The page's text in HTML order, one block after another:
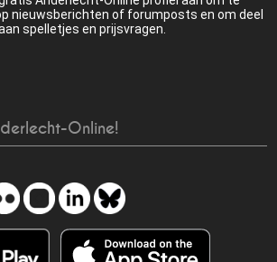
nieuwsberichten of forumposts en om deel
spelletjes en prijsvragen.
Online!